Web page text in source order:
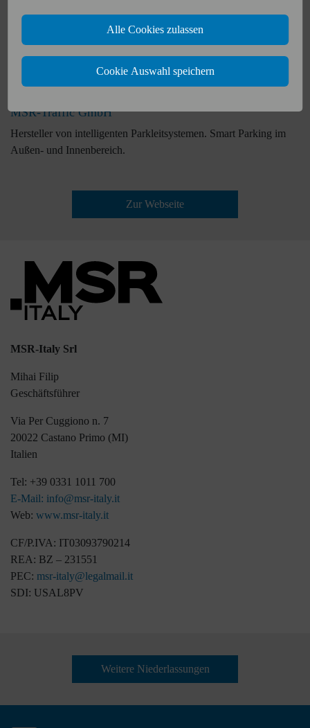
MSR-Traffic GmbH
Hersteller von intelligenten Parkleitsystemen. Smart Parking im
Außen- und Innenbereich.
Zur Webseite
MSR-Italy Srl
Mihai Filip
Geschäftsführer
Via Per Cuggiono n. 7
20022 Castano Primo (MI)
Italien
Tel: +39 0331 1011 700
E-Mail: info@msr-italy.it
Web: www.msr-italy.it
CF/P.IVA: IT03093790214
REA: BZ – 231551
PEC: msr-italy@legalmail.it
SDI: USAL8PV
Weitere Niederlassungen
Alle Cookies zulassen
Cookie Auswahl speichern